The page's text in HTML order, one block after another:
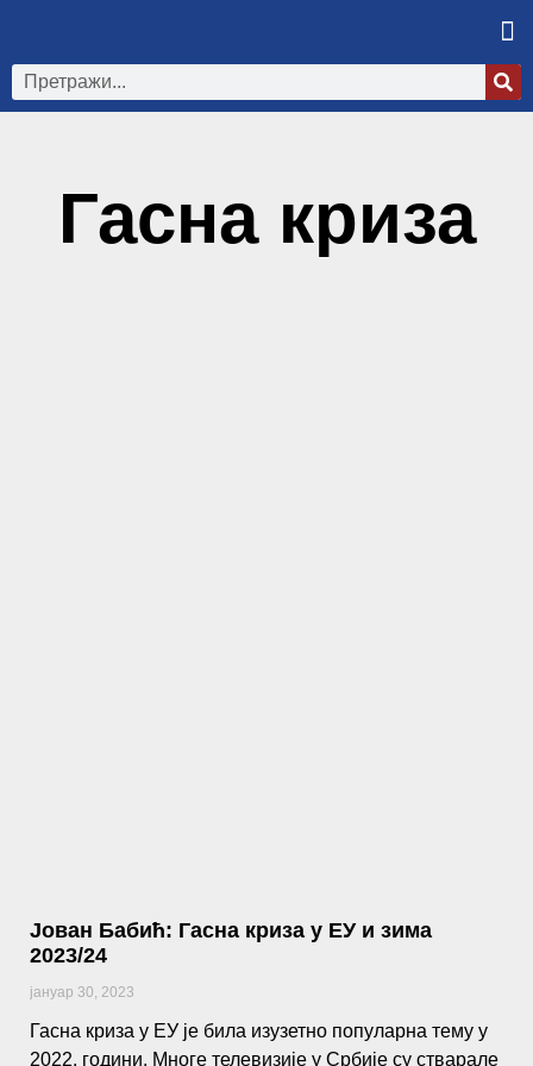
Гасна криза
Јован Бабић: Гасна криза у ЕУ и зима
2023/24
јануар 30, 2023
Гасна криза у ЕУ је била изузетно популарна тему у
2022. години. Многе телевизије у Србије су стварале